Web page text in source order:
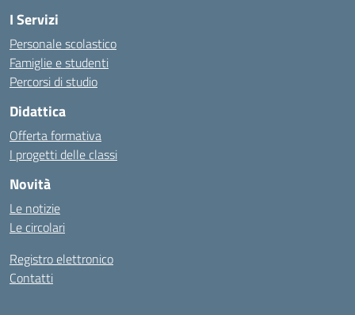
I Servizi
Personale scolastico
Famiglie e studenti
Percorsi di studio
Didattica
Offerta formativa
I progetti delle classi
Novità
Le notizie
Le circolari
Registro elettronico
Contatti